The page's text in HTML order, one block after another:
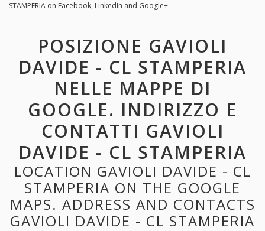
STAMPERIA on Facebook, LinkedIn and Google+
POSIZIONE GAVIOLI
DAVIDE - CL STAMPERIA
NELLE MAPPE DI
GOOGLE. INDIRIZZO E
CONTATTI GAVIOLI
DAVIDE - CL STAMPERIA
LOCATION GAVIOLI DAVIDE - CL
STAMPERIA ON THE GOOGLE
MAPS. ADDRESS AND CONTACTS
GAVIOLI DAVIDE - CL STAMPERIA